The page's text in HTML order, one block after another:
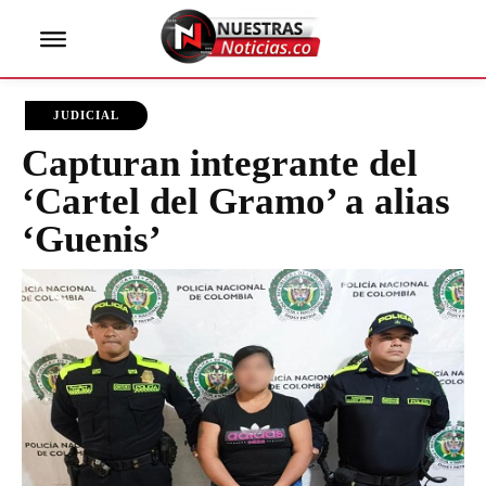
JUDICIAL
Capturan integrante del
‘Cartel del Gramo’ a alias
‘Guenis’